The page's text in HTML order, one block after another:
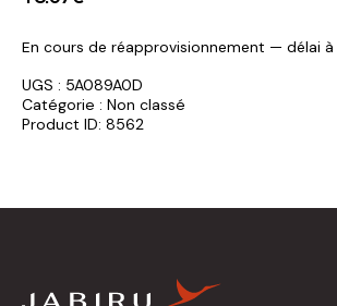
En cours de réapprovisionnement — délai à
UGS : 5A089A0D
Catégorie : Non classé
Product ID: 8562